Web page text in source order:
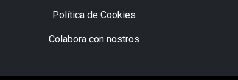
Política de Cookies
Colabora con nostros